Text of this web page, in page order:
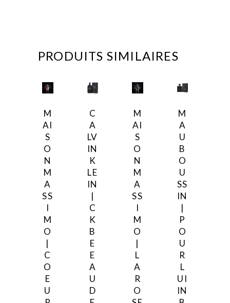
PRODUITS SIMILAIRES
M
AI
S
O
N
M
A
SS
I
M
O
|
C
O
E
U
C
A
LV
IN
K
LE
IN
|
C
K
B
E
E
A
U
D
M
AI
S
O
N
M
A
SS
I
M
O
|
L
A
R
O
M
A
U
B
O
U
SS
IN
|
P
O
U
R
L
UI
IN